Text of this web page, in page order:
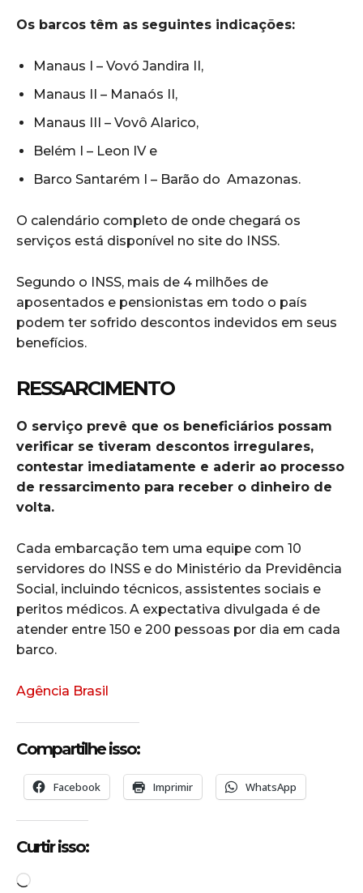
Os barcos têm as seguintes indicações:
Manaus I – Vovó Jandira II,
Manaus II – Manaós II,
Manaus III – Vovô Alarico,
Belém I – Leon IV e
Barco Santarém I – Barão do Amazonas.
O calendário completo de onde chegará os
serviços está disponível no site do INSS.
Segundo o INSS, mais de 4 milhões de
aposentados e pensionistas em todo o país
podem ter sofrido descontos indevidos em seus
benefícios.
RESSARCIMENTO
O serviço prevê que os beneficiários possam
verificar se tiveram descontos irregulares,
contestar imediatamente e aderir ao processo
de ressarcimento para receber o dinheiro de
volta.
Cada embarcação tem uma equipe com 10
servidores do INSS e do Ministério da Previdência
Social, incluindo técnicos, assistentes sociais e
peritos médicos. A expectativa divulgada é de
atender entre 150 e 200 pessoas por dia em cada
barco.
Agência Brasil
Compartilhe isso:
Facebook Imprimir WhatsApp
Curtir isso:
C